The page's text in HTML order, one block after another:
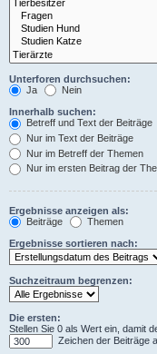
Unterforen durchsuchen:
Ja
Nein
Innerhalb suchen:
Betreff und Text der Beiträge
Nur im Text der Beiträge
Nur im Betreff der Themen
Nur im ersten Beitrag der
Ergebnisse anzeigen als:
Beiträge
Themen
Ergebnisse sortieren nach:
Suchzeitraum begrenzen:
Die ersten:
Stellen Sie 0 als Wert ein, damit
Zeichen der Beiträge